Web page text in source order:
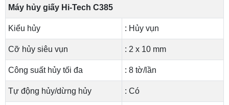
Máy hủy giấy Hi-Tech C385
Kiểu hủy : Hủy vụn
Cỡ hủy siêu vụn : 2 x 10 mm
Công suất hủy tối đa : 8 tờ/lần
Tự động hủy/dừng hủy : Có